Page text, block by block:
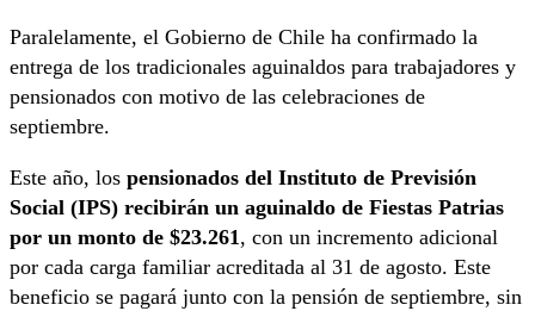
Paralelamente, el Gobierno de Chile ha confirmado la
entrega de los tradicionales aguinaldos para trabajadores y
pensionados con motivo de las celebraciones de
septiembre.
Este año, los pensionados del Instituto de Previsión
Social (IPS) recibirán un aguinaldo de Fiestas Patrias
por un monto de $23.261, con un incremento adicional
por cada carga familiar acreditada al 31 de agosto. Este
beneficio se pagará junto con la pensión de septiembre, sin